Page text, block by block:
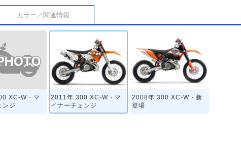
カラー／関連情報
XC-W・マ
ンジ
2011年 300 XC-W・マ
イナーチェンジ
2008年 300 XC-W・新
登場